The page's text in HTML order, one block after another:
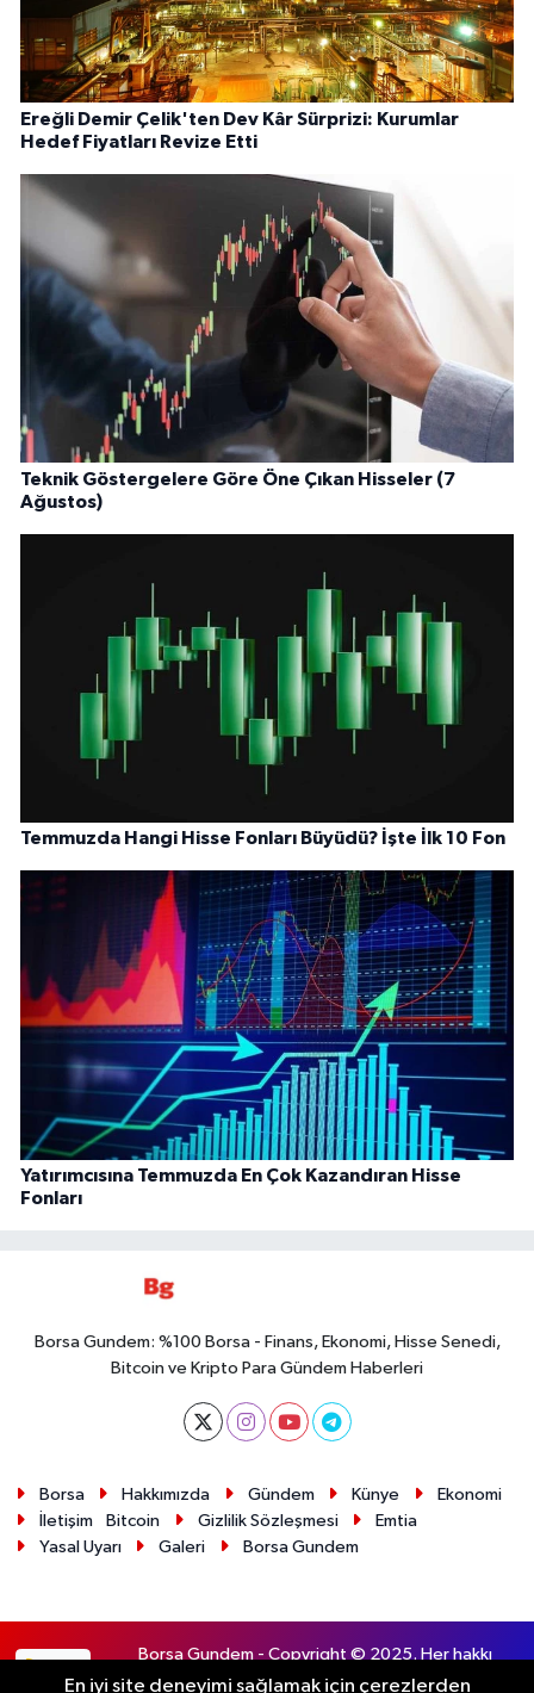
Ereğli Demir Çelik'ten Dev Kâr Sürprizi: Kurumlar
Hedef Fiyatları Revize Etti
Teknik Göstergelere Göre Öne Çıkan Hisseler (7
Ağustos)
Temmuzda Hangi Hisse Fonları Büyüdü? İşte İlk 10 Fon
Yatırımcısına Temmuzda En Çok Kazandıran Hisse
Fonları
Borsa Gundem: %100 Borsa - Finans, Ekonomi, Hisse Senedi,
Bitcoin ve Kripto Para Gündem Haberleri
Borsa Hakkımızda Gündem Künye
Ekonomi
İletişim
Bitcoin Gizlilik Sözleşmesi
Emtia
Yasal Uyarı
Galeri Borsa Gundem
Borsa Gundem - Copyright © 2025. Her hakkı
saklıdır.
En iyi site deneyimi sağlamak için çerezlerden